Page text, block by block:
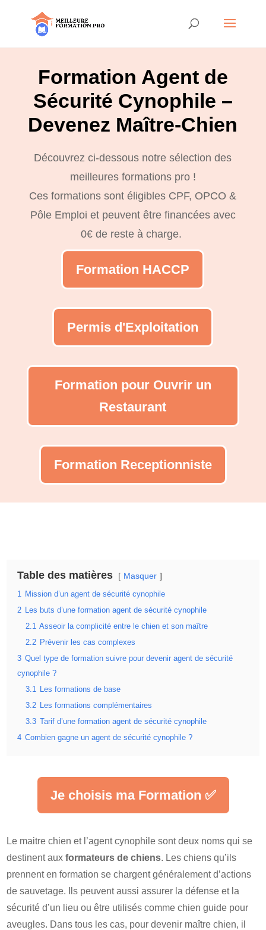
Formation Agent de
Sécurité Cynophile –
Devenez Maître-Chien
Découvrez ci-dessous notre sélection des
meilleures formations pro !
Ces formations sont éligibles CPF, OPCO &
Pôle Emploi et peuvent être financées avec
0€ de reste à charge.
Formation HACCP
Permis d'Exploitation
Formation pour Ouvrir un
Restaurant
Formation Receptionniste
Table des matières Masquer
1 Mission d’un agent de sécurité cynophile
2 Les buts d’une formation agent de sécurité cynophile
2.1 Asseoir la complicité entre le chien et son maître
2.2 Prévenir les cas complexes
3 Quel type de formation suivre pour devenir agent de sécurité
cynophile ?
3.1 Les formations de base
3.2 Les formations complémentaires
3.3
Tarif d’une formation agent de sécurité cynophile
4 Combien gagne un agent de sécurité cynophile ?
Je choisis ma Formation ✅
Le maitre chien et l’agent cynophile sont deux noms qui se
destinent auxformateurs de chiens. Les chiens qu’ils
prennent en formation se chargent généralement d’actions
de sauvetage. Ils peuvent aussi assurer la défense et la
sécurité d’un lieu ou être utilisés comme chien guide pour
aveugles. Dans tous les cas, pour devenir maître chien, il